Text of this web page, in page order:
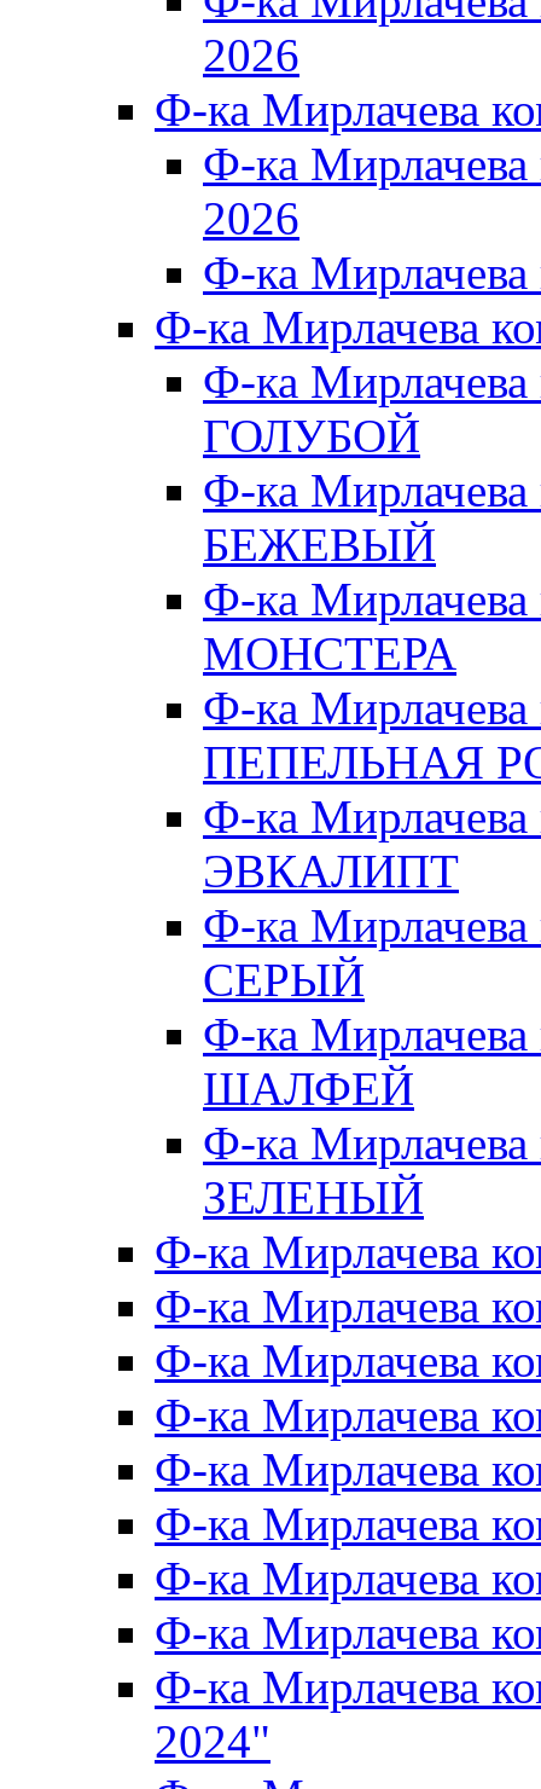
2026
Ф-ка Мирлачева
Ф-ка
2026
Ф-ка
Ф-ка Мирлачева
Ф-ка
ГОЛУБОЙ
Ф-ка
БЕЖЕВЫЙ
Ф-ка
МОНСТЕРА
Ф-ка
ПЕПЕЛЬНАЯ
Ф-ка
ЭВКАЛИПТ
Ф-ка
СЕРЫЙ
Ф-ка
ШАЛФЕЙ
Ф-ка
ЗЕЛЕНЫЙ
Ф-ка Мирлачева
Ф-ка Мирлачева
Ф-ка Мирлачева
Ф-ка Мирлачева
Ф-ка Мирлачева
Ф-ка Мирлачева
Ф-ка Мирлачева
Ф-ка Мирлачева
Ф-ка Мирлачева
2024"